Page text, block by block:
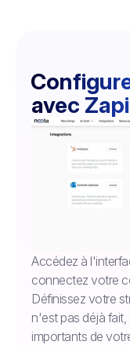
avec
Accédez à
connectez votre
Définissez votre
n'est pas déjà
importants de